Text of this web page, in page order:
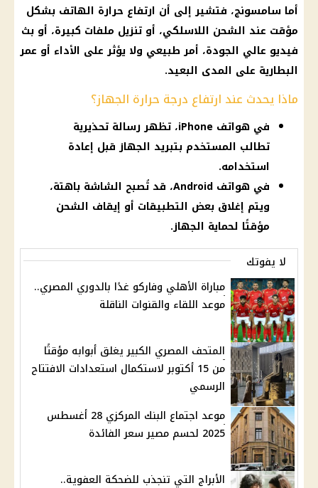
أما سامسونج، فتشير إلى أن ارتفاع حرارة الهاتف بشكل
مؤقت عند الشحن اللاسلكي، أو تنزيل ملفات كبيرة، أو بث
فيديو عالي الجودة، أمر طبيعي ولا يؤثر على الأداء أو عمر
البطارية على المدى البعيد.
ماذا يحدث عند ارتفاع درجة حرارة الجهاز؟
في هواتف iPhone، تظهر رسالة تحذيرية
تطالب المستخدم بتبريد الجهاز قبل إعادة
استخدامه.
في هواتف Android، قد تُصبح الشاشة باهتة،
ويتم إغلاق بعض التطبيقات أو إيقاف الشحن
مؤقتًا لحماية الجهاز.
لا يفوتك
مباراة الأهلي وفاركو غدًا بالدوري المصري..
موعد اللقاء والقنوات الناقلة
المتحف المصري الكبير يغلق أبوابه مؤقتًا
من 15 أكتوبر لاستكمال استعدادات الافتتاح
الرسمي
موعد اجتماع البنك المركزي 28 أغسطس
2025 لحسم مصير سعر الفائدة
الأبراج التي تنجذب للضحكة العفوية..